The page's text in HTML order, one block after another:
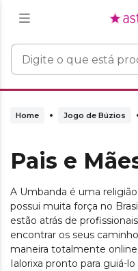
Home Jogo de Búzios
Pais e
A Umbanda é uma
possui muita força no
estão atrás de
encontrar os seus
maneira totalmente
Ialorixa pronto para guiá-